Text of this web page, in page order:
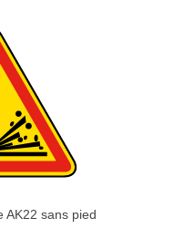
AK22 sans pied